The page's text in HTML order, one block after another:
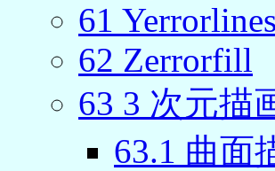
61 Yerrorlines
62 Zerrorfill
63 3 次元描
63.1 曲面